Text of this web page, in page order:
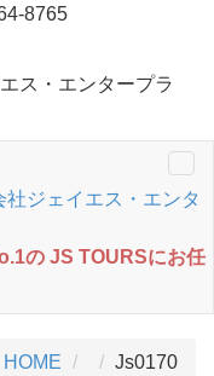
8765
ス・エンタープラ
の JS TOURSにお任
HOME Js0170